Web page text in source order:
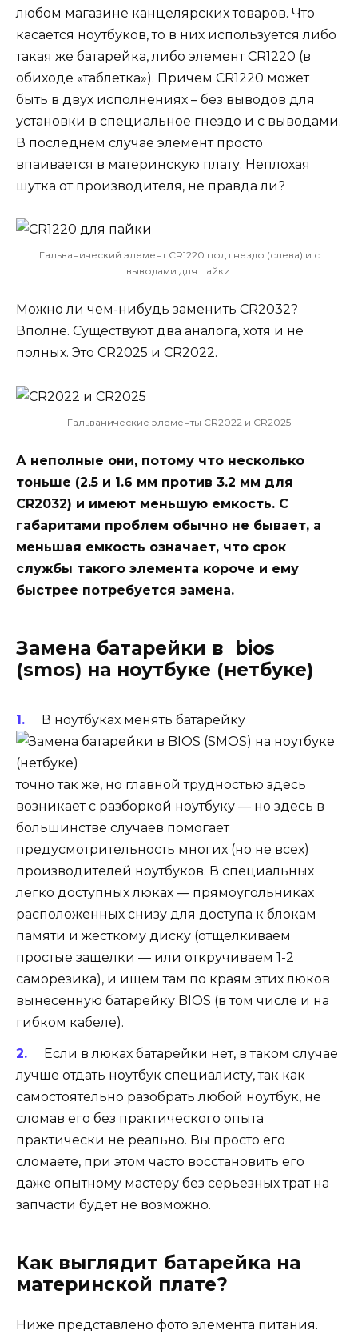
любом магазине канцелярских товаров. Что
касается ноутбуков, то в них используется либо
такая же батарейка, либо элемент CR1220 (в
обиходе «таблетка»). Причем CR1220 может
быть в двух исполнениях – без выводов для
установки в специальное гнездо и с выводами.
В последнем случае элемент просто
впаивается в материнскую плату. Неплохая
шутка от производителя, не правда ли?
Гальванический элемент CR1220 под гнездо (слева) и с
выводами для пайки
Можно ли чем-нибудь заменить CR2032?
Вполне. Существуют два аналога, хотя и не
полных. Это CR2025 и CR2022.
Гальванические элементы CR2022 и CR2025
А неполные они, потому что несколько
тоньше (2.5 и 1.6 мм против 3.2 мм для
CR2032) и имеют меньшую емкость. С
габаритами проблем обычно не бывает, а
меньшая емкость означает, что срок
службы такого элемента короче и ему
быстрее потребуется замена.
Замена батарейки в bios
(smos) на ноутбуке (нетбуке)
В ноутбуках менять батарейку
точно так же, но главной трудностью здесь
возникает с разборкой ноутбуку — но здесь в
большинстве случаев помогает
предусмотрительность многих (но не всех)
производителей ноутбуков. В специальных
легко доступных люках — прямоугольниках
расположенных снизу для доступа к блокам
памяти и жесткому диску (отщелкиваем
простые защелки — или откручиваем 1-2
саморезика), и ищем там по краям этих люков
вынесенную батарейку BIOS (в том числе и на
гибком кабеле).
Если в люках батарейки нет, в таком случае
лучше отдать ноутбук специалисту, так как
самостоятельно разобрать любой ноутбук, не
сломав его без практического опыта
практически не реально. Вы просто его
сломаете, при этом часто восстановить его
даже опытному мастеру без серьезных трат на
запчасти будет не возможно.
Как выглядит батарейка на
материнской плате?
Ниже представлено фото элемента питания.